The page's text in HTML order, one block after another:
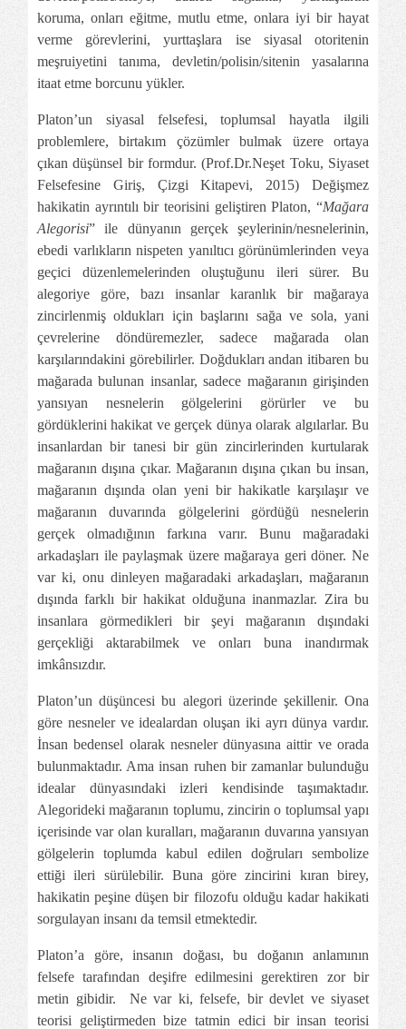
koruma, onları eğitme, mutlu etme, onlara iyi bir hayat
verme görevlerini, yurttaşlara ise siyasal otoritenin
meşruiyetini tanıma, devletin/polisin/sitenin yasalarına
itaat etme borcunu yükler.
Platon’un siyasal felsefesi, toplumsal hayatla ilgili
problemlere, birtakım çözümler bulmak üzere ortaya
çıkan düşünsel bir formdur. (Prof.Dr.Neşet Toku, Siyaset
Felsefesine Giriş, Çizgi Kitapevi, 2015) Değişmez
hakikatin ayrıntılı bir teorisini geliştiren Platon, “Mağara
Alegorisi” ile dünyanın gerçek şeylerinin/nesnelerinin,
ebedi varlıkların nispeten yanıltıcı görünümlerinden veya
geçici düzenlemelerinden oluştuğunu ileri sürer. Bu
alegoriye göre, bazı insanlar karanlık bir mağaraya
zincirlenmiş oldukları için başlarını sağa ve sola, yani
çevrelerine döndüremezler, sadece mağarada olan
karşılarındakini görebilirler. Doğdukları andan itibaren bu
mağarada bulunan insanlar, sadece mağaranın girişinden
yansıyan nesnelerin gölgelerini görürler ve bu
gördüklerini hakikat ve gerçek dünya olarak algılarlar. Bu
insanlardan bir tanesi bir gün zincirlerinden kurtularak
mağaranın dışına çıkar. Mağaranın dışına çıkan bu insan,
mağaranın dışında olan yeni bir hakikatle karşılaşır ve
mağaranın duvarında gölgelerini gördüğü nesnelerin
gerçek olmadığının farkına varır. Bunu mağaradaki
arkadaşları ile paylaşmak üzere mağaraya geri döner. Ne
var ki, onu dinleyen mağaradaki arkadaşları, mağaranın
dışında farklı bir hakikat olduğuna inanmazlar. Zira bu
insanlara görmedikleri bir şeyi mağaranın dışındaki
gerçekliği aktarabilmek ve onları buna inandırmak
imkânsızdır.
Platon’un düşüncesi bu alegori üzerinde şekillenir. Ona
göre nesneler ve idealardan oluşan iki ayrı dünya vardır.
İnsan bedensel olarak nesneler dünyasına aittir ve orada
bulunmaktadır. Ama insan ruhen bir zamanlar bulunduğu
idealar dünyasındaki izleri kendisinde taşımaktadır.
Alegorideki mağaranın toplumu, zincirin o toplumsal yapı
içerisinde var olan kuralları, mağaranın duvarına yansıyan
gölgelerin toplumda kabul edilen doğruları sembolize
ettiği ileri sürülebilir. Buna göre zincirini kıran birey,
hakikatin peşine düşen bir filozofu olduğu kadar hakikati
sorgulayan insanı da temsil etmektedir.
Platon’a göre, insanın doğası, bu doğanın anlamının
felsefe tarafından deşifre edilmesini gerektiren zor bir
metin gibidir. Ne var ki, felsefe, bir devlet ve siyaset
teorisi geliştirmeden bize tatmin edici bir insan teorisi